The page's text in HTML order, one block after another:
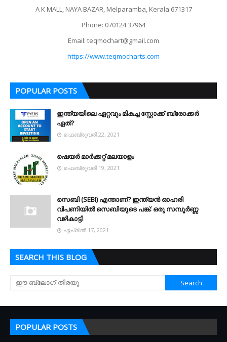
Sign Up Now
A K MALL, NAYA BAZAR, Melparamba, Kerala 671317
Phone: 070124 37964
Email: teqmochart@gmail.com
https://www.teqmocharts.com
POPULAR POSTS
ഇന്ത്യയിലെ ഏറ്റവും മികച്ച സ്റ്റോക്ക് ബ്രോക്കർ
ഏത്?
ഫെബ്രുവരി 22, 2021
ഷെയർ മാർക്കറ്റ് മലയാളം
ഫെബ്രുവരി 19, 2021
സെബി (SEBI) എന്താണ്? ഇന്ത്യൻ ഓഹരി
വിപണിയിൽ സെബിയുടെ പങ്ക്: ഒരു സമ്പൂർണ്ണ
വഴികാട്ടി
ഏപ്രിൽ 17, 2021
SEARCH THIS BLOG
POPULAR POSTS